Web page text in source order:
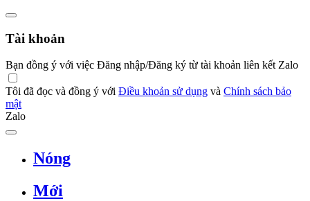
Tài khoản
Bạn đồng ý với việc Đăng nhập/Đăng ký từ tài khoản liên kết Zalo
Tôi đã đọc và đồng ý với Điều khoản sử dụng và Chính sách bảo
mật
Zalo
Nóng
Mới